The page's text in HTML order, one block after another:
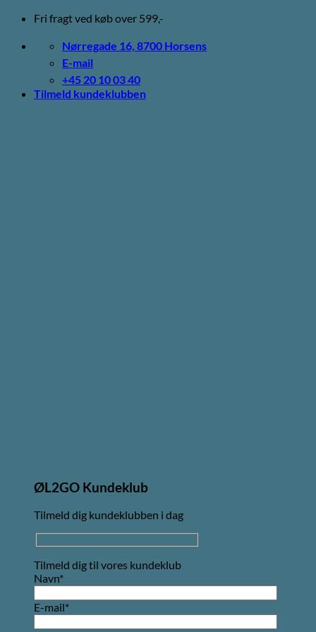
Fortsæt
indhold
Fri fragt ved køb over 599,-
Nørregade 16, 8700 Horsens
E-mail
+45 20 10 03 40
Tilmeld kundeklubben
ØL2GO Kundeklub
Tilmeld dig kundeklubben i dag
Tilmeld dig til vores kundeklub
Navn*
E-mail*